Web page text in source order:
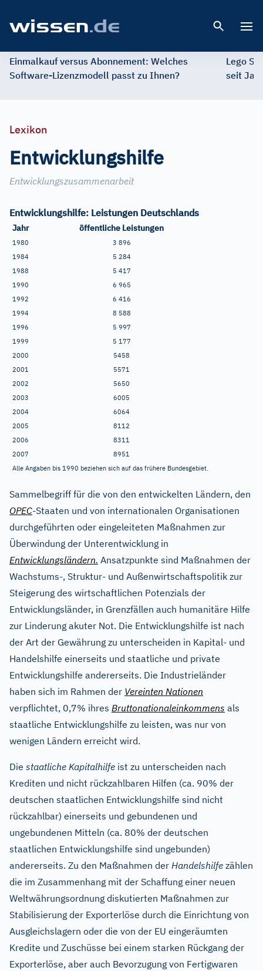
Einmalkauf versus Abonnement: Welches
Software-Lizenzmodell passt zu Ihnen?
Lego
seit
Lexikon
Entwicklungshilfe
Entwicklungszusammenarbeit
Entwicklungshilfe: Leistungen Deutschlands
Jahr öffentliche Leistungen
1980 3 896
1984
5 284
1988
5 417
1990
6 965
1992
6 416
1994
8 588
1996
5 997
1999
5 177
2000
5458
2001
5571
2002
5650
2003
6005
2004
6064
2005
8112
2006
8311
2007
8951
Alle Angaben bis 1990 beziehen sich auf das frühere Bundesgebiet.
Sammelbegriff für die von den entwickelten Ländern, den
OPEC-Staaten und von internationalen Organisationen
durchgeführten oder eingeleiteten Maßnahmen zur
Überwindung der Unterentwicklung in
Entwicklungsländern. Ansatzpunkte sind Maßnahmen der
Wachstums-, Struktur- und Außenwirtschaftspolitik zur
Steigerung des wirtschaftlichen Potenzials der
Entwicklungsländer, in Grenzfällen auch humanitäre Hilfe
zur Linderung akuter Not. Die Entwicklungshilfe ist nach
der Art der Gewährung zu unterscheiden in Kapital- und
Handelshilfe einerseits und staatliche und private
Entwicklungshilfe andererseits. Die Industrieländer
haben sich im Rahmen der Vereinten Nationen
verpflichtet, 0,7% ihres Bruttonationaleinkommens als
staatliche Entwicklungshilfe zu leisten, was nur von
wenigen Ländern erreicht wird.
Die staatliche Kapitalhilfe ist zu unterscheiden nach
Krediten und nicht rückzahlbaren Hilfen (ca. 90% der
deutschen staatlichen Entwicklungshilfe sind nicht
rückzahlbar) einerseits und gebundenen und
ungebundenen Mitteln (ca. 80% der deutschen
staatlichen Entwicklungshilfe sind ungebunden)
andererseits. Zu den Maßnahmen der Handelshilfe zählen
die im Zusammenhang mit der Schaffung einer neuen
Weltwährungsordnung diskutierten Maßnahmen zur
Stabilisierung der Exporterlöse durch die Einrichtung von
Ausgleichslagern oder die von der EU eingeräumten
Kredite und Zuschüsse bei einem starken Rückgang der
Exporterlöse, aber auch Bevorzugung von Fertigwaren